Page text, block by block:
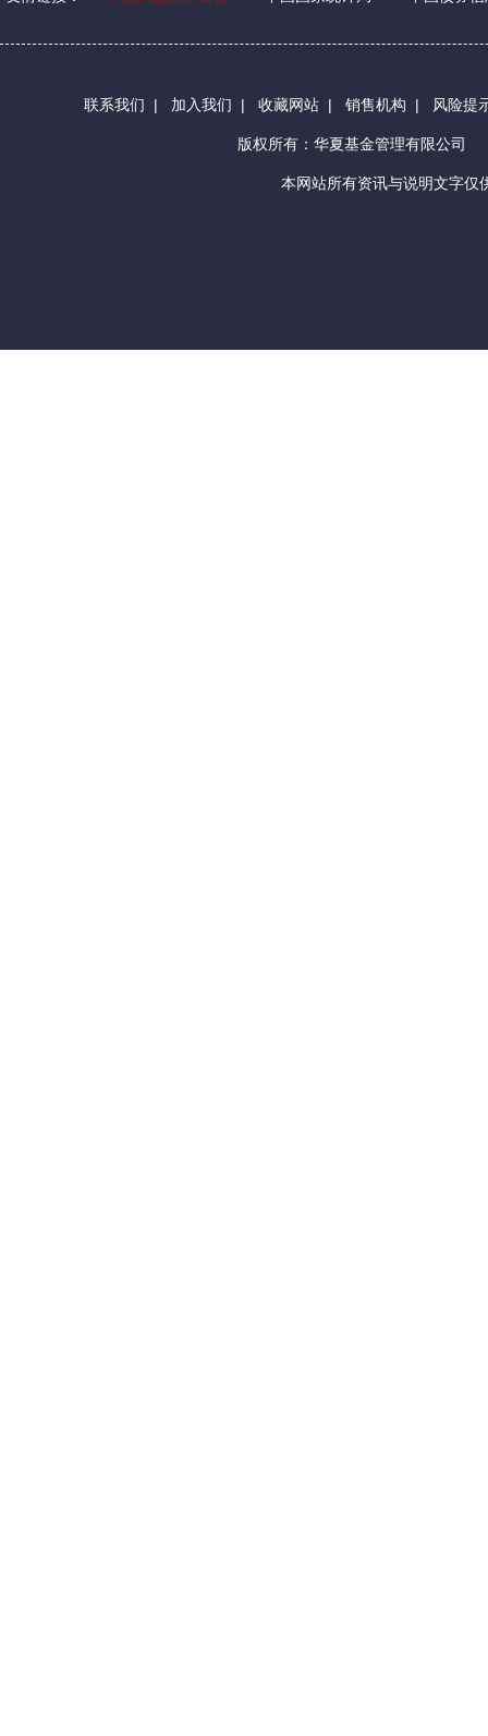
联系我们 | 加入我们 | 收藏网站 | 销售机构 | 风险提
版权所有：华夏基金管理有限公司
本网站所有资讯与说明文字仅